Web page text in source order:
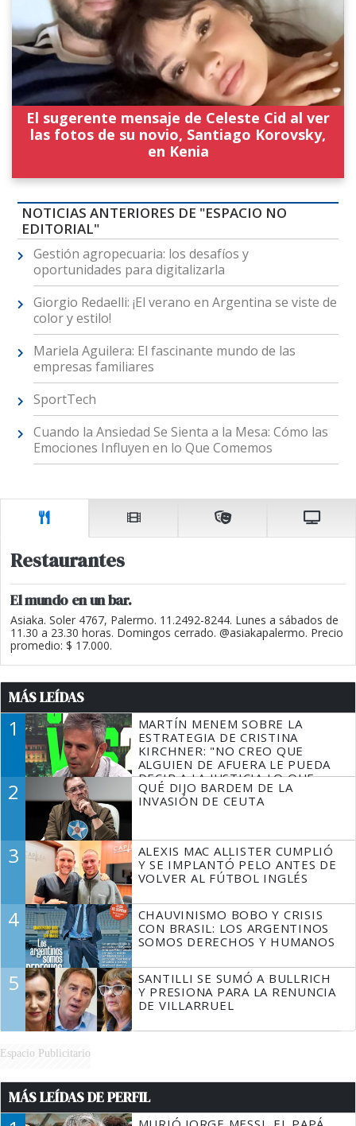
El sugerente mensaje de Celeste Cid al ver
las fotos de su novio, Santiago Korovsky,
en Kenia
NOTICIAS ANTERIORES DE "ESPACIO NO
EDITORIAL"
Gestión agropecuaria: los desafíos y
oportunidades para digitalizarla
Giorgio Redaelli: ¡El verano en Argentina se viste de
color y estilo!
Mariela Aguilera: El fascinante mundo de las
empresas familiares
SportTech
Cuando la Ansiedad Se Sienta a la Mesa: Cómo las
Emociones Influyen en lo Que Comemos
Restaurantes
El mundo en un bar.
Asiaka. Soler 4767, Palermo. 11.2492-8244. Lunes a sábados de
11.30 a 23.30 horas. Domingos cerrado. @asiakapalermo. Precio
promedio: $ 17.000.
MÁS LEÍDAS
1
MARTÍN MENEM SOBRE LA
ESTRATEGIA DE CRISTINA
KIRCHNER: "NO CREO QUE
ALGUIEN DE AFUERA LE PUEDA
DECIR A LA JUSTICIA LO QUE
TIENE QUE HACER"
2
QUÉ DIJO BARDEM DE LA
INVASIÓN DE CEUTA
3
ALEXIS MAC ALLISTER CUMPLIÓ
Y SE IMPLANTÓ PELO ANTES DE
VOLVER AL FÚTBOL INGLÉS
4
CHAUVINISMO BOBO Y CRISIS
CON BRASIL: LOS ARGENTINOS
SOMOS DERECHOS Y HUMANOS
5
SANTILLI SE SUMÓ A BULLRICH
Y PRESIONA PARA LA RENUNCIA
DE VILLARRUEL
Espacio Publicitario
MÁS LEÍDAS DE PERFIL